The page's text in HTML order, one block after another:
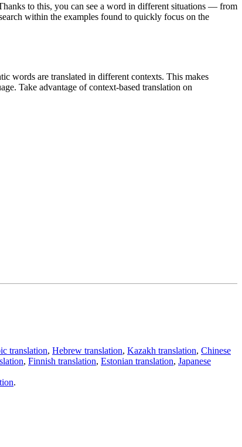
to this, you can see a word in different situations — from
within the examples found to quickly focus on the
words are translated in different contexts. This makes
Take advantage of context-based translation on
translation, Hebrew translation, Kazakh translation, Chinese
, Finnish translation, Estonian translation, Japanese
.